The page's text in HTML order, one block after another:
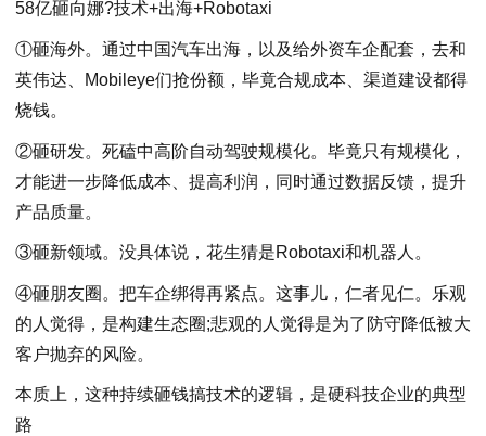
58亿砸向娜?技术+出海+Robotaxi
①砸海外。通过中国汽车出海，以及给外资车企配套，去和
英伟达、Mobileye们抢份额，毕竟合规成本、渠道建设都得
烧钱。
②砸研发。死磕中高阶自动驾驶规模化。毕竟只有规模化，
才能进一步降低成本、提高利润，同时通过数据反馈，提升
产品质量。
③砸新领域。没具体说，花生猜是Robotaxi和机器人。
④砸朋友圈。把车企绑得再紧点。这事儿，仁者见仁。乐观
的人觉得，是构建生态圈;悲观的人觉得是为了防守降低被大
客户抛弃的风险。
本质上，这种持续砸钱搞技术的逻辑，是硬科技企业的典型
路